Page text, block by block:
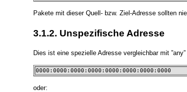
Pakete mit dieser Quell- bzw. Ziel-Adresse sollten
3.1.2. Unspezifische Adresse
Dies ist eine spezielle Adresse vergleichbar mit
0000:0000:0000:0000:0000:0000:0000:0000
oder: